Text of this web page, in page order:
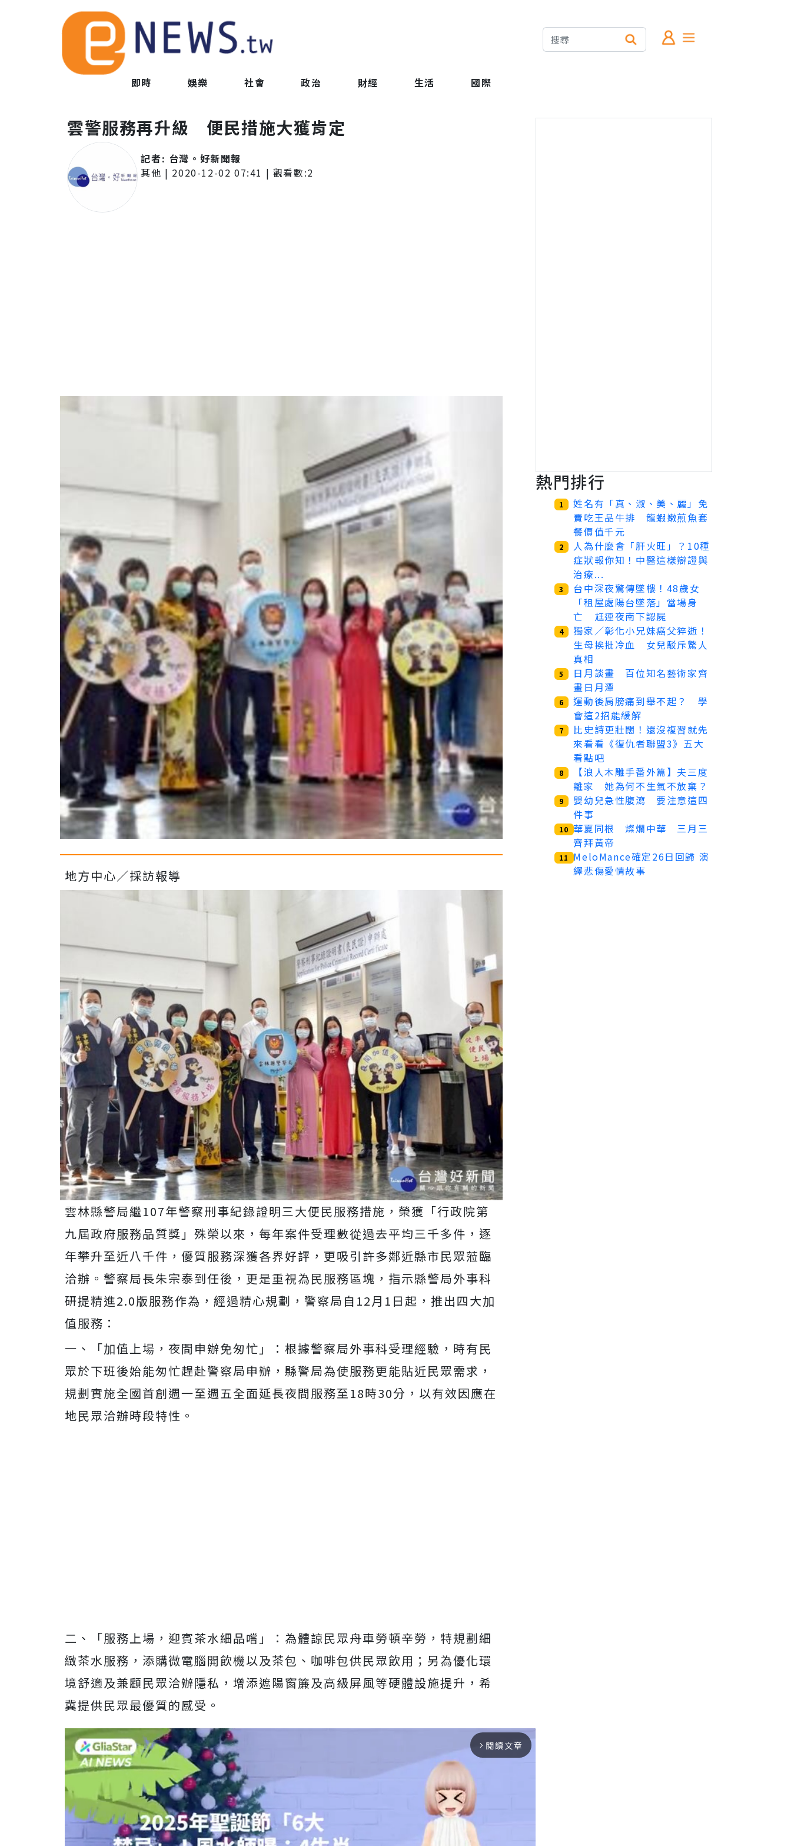
即時 娛樂 社會 政治 財經 生活 國際
雲警服務再升級 便民措施大獲肯定
記者: 台灣。好新聞報
其他 | 2020-12-02 07:41 | 觀看數:2
地方中心／採訪報導
雲林縣警局繼107年警察刑事紀錄證明三大便民服務措施，榮獲「行政院第
九屆政府服務品質獎」殊榮以來，每年案件受理數從過去平均三千多件，逐
年攀升至近八千件，優質服務深獲各界好評，更吸引許多鄰近縣市民眾蒞臨
洽辦。警察局長朱宗泰到任後，更是重視為民服務區塊，指示縣警局外事科
研提精進2.0版服務作為，經過精心規劃，警察局自12月1日起，推出四大加
值服務：
一、「加值上場，夜間申辦免匆忙」：根據警察局外事科受理經驗，時有民
眾於下班後始能匆忙趕赴警察局申辦，縣警局為使服務更能貼近民眾需求，
規劃實施全國首創週一至週五全面延長夜間服務至18時30分，以有效因應在
地民眾洽辦時段特性。
二、「服務上場，迎賓茶水細品嚐」：為體諒民眾舟車勞頓辛勞，特規劃細
緻茶水服務，添購微電腦開飲機以及茶包、咖啡包供民眾飲用；另為優化環
境舒適及兼顧民眾洽辦隱私，增添遮陽窗簾及高級屏風等硬體設施提升，希
冀提供民眾最優質的感受。
arrow_forward_ios 閱讀文章
熱門排行
1
姓名有「真、淑、美、麗」免
費吃王品牛排 龍蝦嫩煎魚套
餐價值千元
2
人為什麼會「肝火旺」？10種
症狀報你知！中醫這樣辯證與
治療...
3
台中深夜驚傳墜樓！48歲女
「租屋處陽台墜落」當場身
亡 尪連夜南下認屍
4
獨家／彰化小兄妹癌父猝逝！
生母挨批冷血 女兒駁斥驚人
真相
5
日月談畫 百位知名藝術家齊
畫日月潭
6
運動後肩膀痛到舉不起？ 學
會這2招能緩解
7
比史詩更壯闊！還沒複習就先
來看看《復仇者聯盟3》五大
看點吧
8
【浪人木雕手番外篇】夫三度
離家 她為何不生氣不放棄？
9
嬰幼兒急性腹瀉 要注意這四
件事
10 華夏同根 燦爛中華 三月三
齊拜黃帝
11
MeloMance確定26日回歸 演
繹悲傷愛情故事